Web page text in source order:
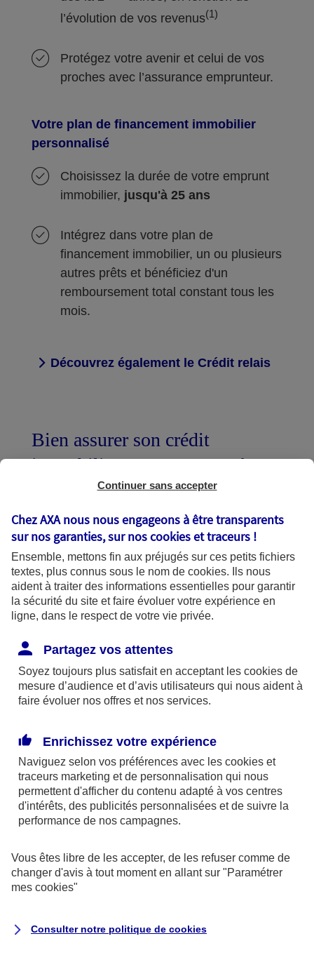
l’évolution de vos revenus(1)
Protégez votre avenir et celui de vos
proches avec l’assurance emprunteur.
Votre plan de financement immobilier
personnalisé
Choisissez la durée de votre emprunt
immobilier, jusqu'à 25 ans
Intégrez dans votre plan de
financement immobilier, un ou plusieurs
autres prêts et bénéficiez d'un
remboursement total constant tous les
mois.
Découvrez également le Crédit relais
Bien assurer son crédit
immobilier c'est vous protéger
et protéger vos proches
Assurer un nouvel emprunt
Alléger votre budget et/ou renforcer les
garanties d'assurance sur un emprunt
Continuer sans accepter
Chez AXA nous nous engageons à être transparents
sur nos garanties, sur noscookies et traceurs !
Ensemble, mettons fin aux préjugés sur ces petits fichiers
textes, plus connus sous le nom de cookies. Ils nous
aident à traiter des informations essentielles pour garantir
la sécurité du site et faire évoluer votre expérience en
ligne, dans le respect de votre vie privée.
Partagez vos attentes
Soyez toujours plus satisfait en acceptant les cookies de
mesure d’audience et d’avis utilisateurs qui nous aident à
faire évoluer nos offres et nos services.
Enrichissez votre expérience
Naviguez selon vos préférences avec les cookies et
traceurs marketing et de personnalisation qui nous
permettent d'afficher du contenu adapté à vos centres
d'intérêts, des publicités personnalisées et de suivre la
performance de nos campagnes.
Vous êtes libre de les accepter, de les refuser comme de
changer d'avis à tout moment en allant sur "Paramétrer
mes cookies"
Consulter notre politique de cookies